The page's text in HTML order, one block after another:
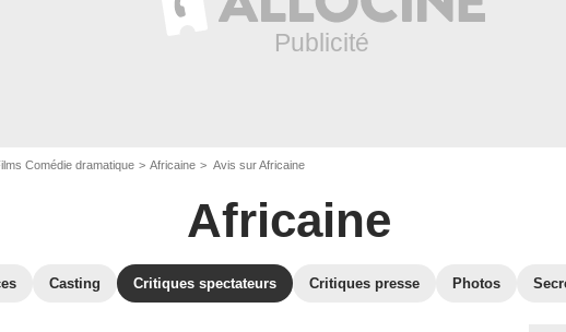
Comédie dramatique Africaine Avis sur Africaine
Africaine
Casting Critiques spectateurs Critiques presse Photos